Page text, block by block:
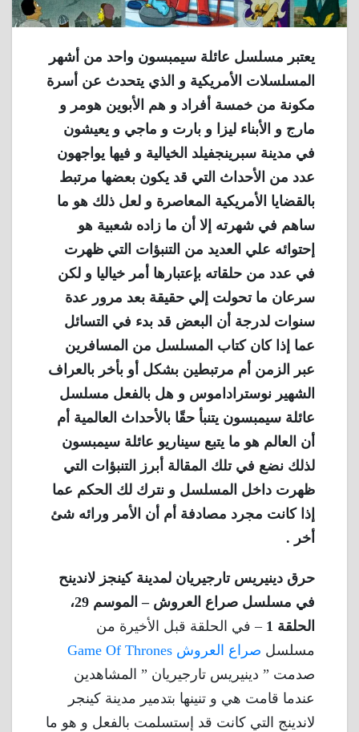
يعتبر مسلسل عائلة سيمبسون واحد من أشهر
المسلسلات الأمريكية و الذي يتحدث عن أسرة
مكونة من خمسة أفراد و هم الأبوين هومر و
مارج و الأبناء ليزا و بارت و ماجي و يعيشون
في مدينة سبرينجفيلد الخيالية و فيها يواجهون
عدد من الأحداث التي قد يكون بعضها مرتبط
بالقضايا الأمريكية المعاصرة و لعل ذلك هو ما
ساهم في شهرته إلا أن ما زاده شعبية هو
إحتوائه علي العديد من التنبؤات التي ظهرت
في عدد من حلقاته بإعتبارها أمر خياليا و لكن
سرعان ما تحولت إلي حقيقة بعد مرور عدة
سنوات لدرجة أن البعض قد بدء في التسائل
عما إذا كان كتاب المسلسل من المسافرين
عبر الزمن أم مرتبطين بشكل أو بأخر بالعراف
الشهير نوستراداموس و هل بالفعل مسلسل
عائلة سيمبسون يتنبأ حقًا بالأحداث العالمية أم
أن العالم هو ما يتبع سيناريو عائلة سيمبسون
لذلك نضع في تلك المقالة أبرز التنبؤات التي
ظهرت داخل المسلسل و نترك لك الحكم عما
إذا كانت مجرد مصادفة أم أن الأمر ورائه شئ
أخر .
حرق دينيريس تارجيريان لمدينة كينجز لاندينح
في مسلسل صراع العروش – الموسم 29،
الحلقة 1
– في الحلقة قبل الأخيرة من
مسلسل صراع العروش Game Of Thrones
صدمت ” دينيريس تارجيريان ” المشاهدين
عندما قامت هي و تنينها بتدمير مدينة كينجر
لاندينج التي كانت قد إستسلمت بالفعل و هو ما